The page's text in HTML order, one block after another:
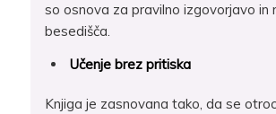
so osnova za pravilno izgovorjavo in
besedišča.
Učenje brez pritiska
Knjiga je zasnovana tako, da se